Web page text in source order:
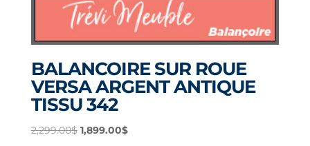
BALANCOIRE SUR ROUE
VERSA ARGENT ANTIQUE
TISSU 342
2,299.00$ Le
1,899.00$Le